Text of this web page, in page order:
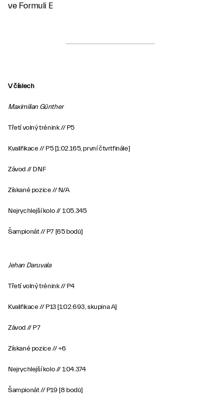
ve Formuli E
V číslech
Maximilian Günther
Třetí volný trénink // P5
Kvalifikace // P5 [1:02.165, první čtvrtfinále]
Závod // DNF
Získané pozice // N/A
Nejrychlejší kolo // 1:05.345
Šampionát // P7 [65 bodů]
Jehan Daruvala
Třetí volný trénink // P4
Kvalifikace // P13 [1:02.693, skupina A]
Závod // P7
Získané pozice // +6
Nejrychlejší kolo // 1:04.374
Šampionát // P19 [8 bodů]